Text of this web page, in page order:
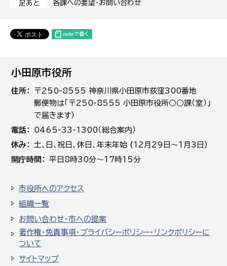
足あと 各課への要望・お問い合わせ
小田原市役所
住所
〒250-8555 神奈川県小田原市荻窪300番地
郵便物は「〒250-8555 小田原市役所○○課（室）」
で届きます）
電話
0465-33-1300（総合案内）
休み
土､日､祝日、休日、年末年始 (12月29日～1月3日)
開庁時間
平日8時30分～17時15分
市役所へのアクセス
組織一覧
お問い合わせ・市への提案
著作権・免責事項・プライバシーポリシー・リンクポリシーに
ついて
サイトマップ